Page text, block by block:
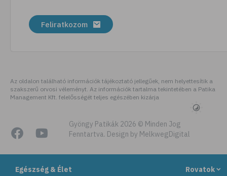
Egészség & Élet Rovatok
# tyúkhúsleves
# citromfű
# testmozgás
# légúti allergia
# stresszoldás
# ásványi anyag
Feliratkozom
Az oldalon található információk tájékoztató jellegűek, nem helyettesítik a
szakszerű orvosi véleményt. Az információk tartalma tekintetében a Patika
Management Kft. felelősségét teljes egészében kizárja
Gyöngy Patikák 2026 © Minden Jog
Fenntartva. Design by MelkwegDigital